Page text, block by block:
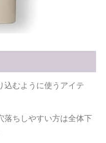
込むように使うアイテ
落ちしやすい方は全体下